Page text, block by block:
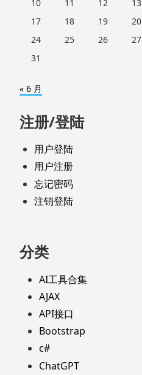
10 11 12 13
17
18 19 20
24
25 26 27
31
« 6 月
注册/登陆
用户登陆
用户注册
忘记密码
注销登陆
分类
AI工具合集
AJAX
API接口
Bootstrap
c#
ChatGPT